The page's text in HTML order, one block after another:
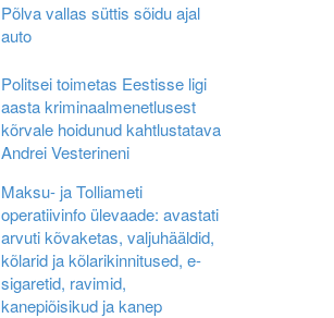
Põlva vallas süttis sõidu ajal
auto
Politsei toimetas Eestisse ligi
aasta kriminaalmenetlusest
kõrvale hoidunud kahtlustatava
Andrei Vesterineni
Maksu- ja Tolliameti
operatiivinfo ülevaade: avastati
arvuti kõvaketas, valjuhääldid,
kõlarid ja kõlarikinnitused, e-
sigaretid, ravimid,
kanepiõisikud ja kanep